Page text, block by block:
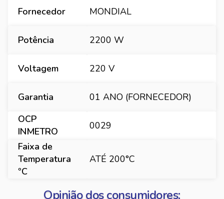
Fornecedor MONDIAL
Potência 2200 W
Voltagem 220 V
Garantia
01 ANO (FORNECEDOR)
OCP
INMETRO
0029
Faixa de
Temperatura
ºC
ATÉ 200°C
Opinião dos consumidores: